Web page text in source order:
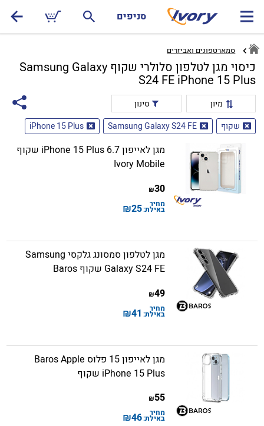
סניפים
סמארטפונים ואביזרים
כיסוי מגן לטלפון סלולרי שקוף Samsung Galaxy
S24 FE iPhone 15 Plus
מיון
סינון
שקוף
Samsung Galaxy S24 FE
iPhone 15 Plus
מגן לאייפון iPhone 15 Plus 6.7 שקוף
Ivory Mobile
30
₪
מחיר
באילת:25
₪
מגן לטלפון סמסונג גלקסי Samsung
Galaxy S24 FE שקוף Baros
49
₪
מחיר
באילת: 41
₪
מגן לאייפון 15 פלוס Baros Apple
iPhone 15 Plus שקוף
55
₪
מחיר
באילת:46
₪